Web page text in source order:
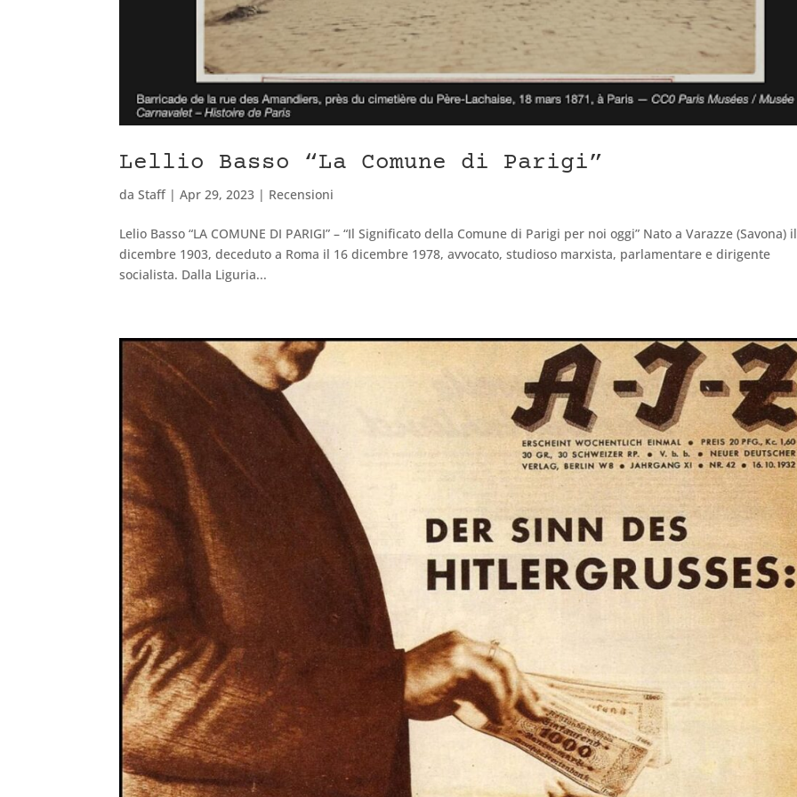
Lellio Basso “La Comune di Parigi”
daStaff|Apr 29, 2023 | Recensioni
Lelio Basso “LA COMUNE DI PARIGI” – “Il Significato della Comune di Parigi per noi oggi” Nato a Varazze (Savona)
dicembre 1903, deceduto a Roma il 16 dicembre 1978, avvocato, studioso marxista, parlamentare e dirigente
socialista. Dalla Liguria...